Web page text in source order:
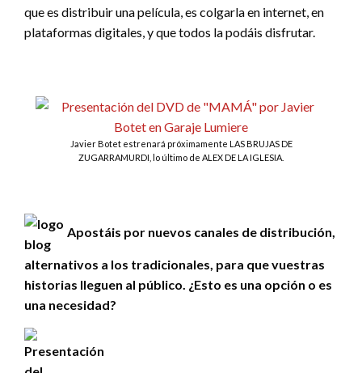
que es distribuir una película, es colgarla en internet, en
plataformas digitales, y que todos la podáis disfrutar.
Javier Botet estrenará próximamente LAS BRUJAS DE
ZUGARRAMURDI, lo último de ALEX DE LA IGLESIA.
Apostáis por nuevos canales de distribución,
alternativos a los tradicionales, para que vuestras
historias lleguen al público. ¿Esto es una opción o es
una necesidad?